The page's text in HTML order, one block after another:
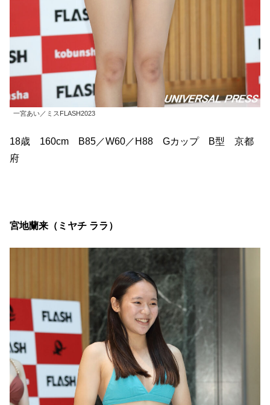
一宮あい／ミスFLASH2023
18歳 160cm B85／W60／H88 Gカップ B型 京都
府
宮地蘭来（ミヤチ ララ）